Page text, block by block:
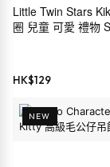
Little Twin Stars
圈 兒童 可愛 禮物
HK$129
NEW